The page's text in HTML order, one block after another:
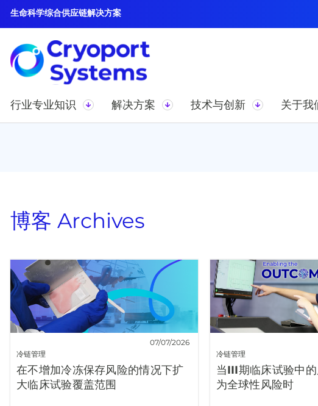
生命科学综合供应链解决方案
行业专业知识 解决方案 技术与创新 关于我
博客 Archives
冷链管理
07/07/2026
在不增加冷冻保存风险的情况下扩
大临床试验覆盖范围
冷链管理
当III期临床试验中
为全球性风险时